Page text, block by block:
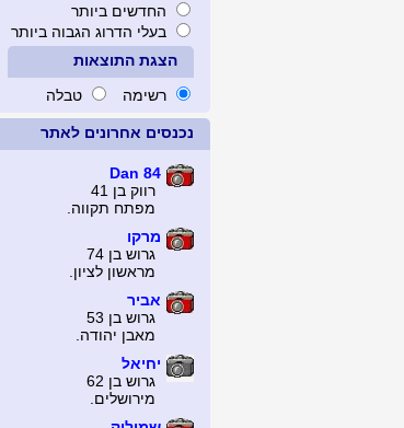
החדשים ביותר
בעלי הדרוג הגבוה ביותר
הצגת התוצאות
רשימה
טבלה
נכנסים אחרונים לאתר
Dan 84
רווק בן 41
מפתח תקווה.
מרקו
גרוש בן 74
מראשון לציון.
אביר
גרוש בן 53
מאבן יהודה.
יחיאל
גרוש בן 62
מירושלים.